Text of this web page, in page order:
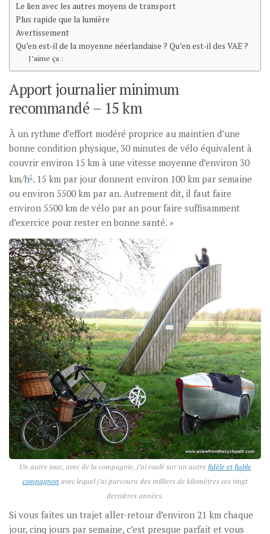
Le lien avec les autres moyens de transport
Plus rapide que la lumière
Avertissement
Qu’en est-il de la moyenne néerlandaise ? Qu’en est-il des VAE ?
J’aime ça :
Apport journalier minimum
recommandé – 15 km
À un rythme d’effort modéré proprice au maintien d’une
bonne condition physique, 30 minutes de vélo équivalent à
couvrir environ 15 km à une vitesse moyenne d’environ 30
km/h2. 15 km par jour donnent environ 100 km par semaine
ou environ 5500 km par an. Autrement dit, il faut faire
environ 5500 km de vélo par an pour faire suffisamment
d’exercice pour rester en bonne santé. »
Un autre jour, avec de la compagnie, j’ai roulé sur un autre fidèle et fiable
compagnon avec lequel j’ai parcouru des milliers de kilomètres ces vingt
dernières années.
Si vous faites un trajet aller-retour d’environ 21 km chaque
jour, cinq jours par semaine, c’est presque parfait et vous